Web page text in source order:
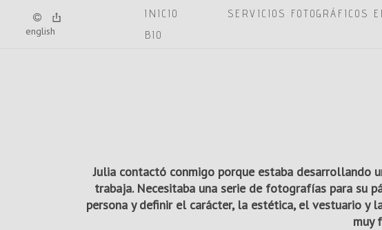
english
INICIO SERVICIOS FOTOGRÁFICOS
BIO
Julia contactó conmigo porque estaba desarrollando
trabaja. Necesitaba una serie de fotografías para su
persona y definir el carácter, la estética, el vestuario y
muy